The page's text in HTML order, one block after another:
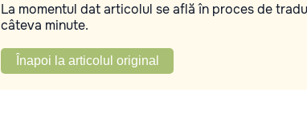
La momentul dat articolul se află în proces de
câteva minute.
Înapoi la articolul original